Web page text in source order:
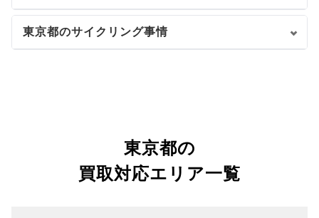
東京都のサイクリング事情
東京都の
買取対応エリア一覧